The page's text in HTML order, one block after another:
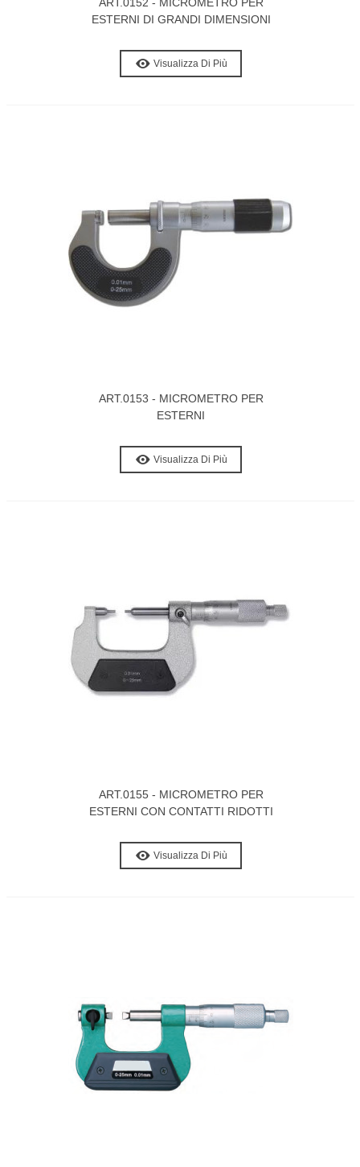
ESTERNI DI GRANDI DIMENSIONI
Visualizza Di Più
ART.0153 - MICROMETRO PER
ESTERNI
Visualizza Di Più
ART.0155 - MICROMETRO PER
ESTERNI CON CONTATTI RIDOTTI
Visualizza Di Più